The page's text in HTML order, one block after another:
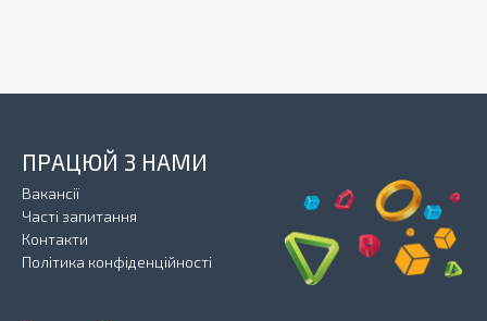
ПРАЦЮЙ З НАМИ
Вакансії
Часті запитання
Контакти
Політика конфіденційності